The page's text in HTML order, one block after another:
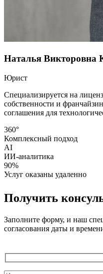
Наталья Викторовна
Юрист
Специализируется на
собственности и
соглашения для
360°
Комплексный подход
AI
ИИ-аналитика
90%
Услуг оказаны удаленно
Получить
Заполните форму, и наш
согласования даты и
Служебные
поля